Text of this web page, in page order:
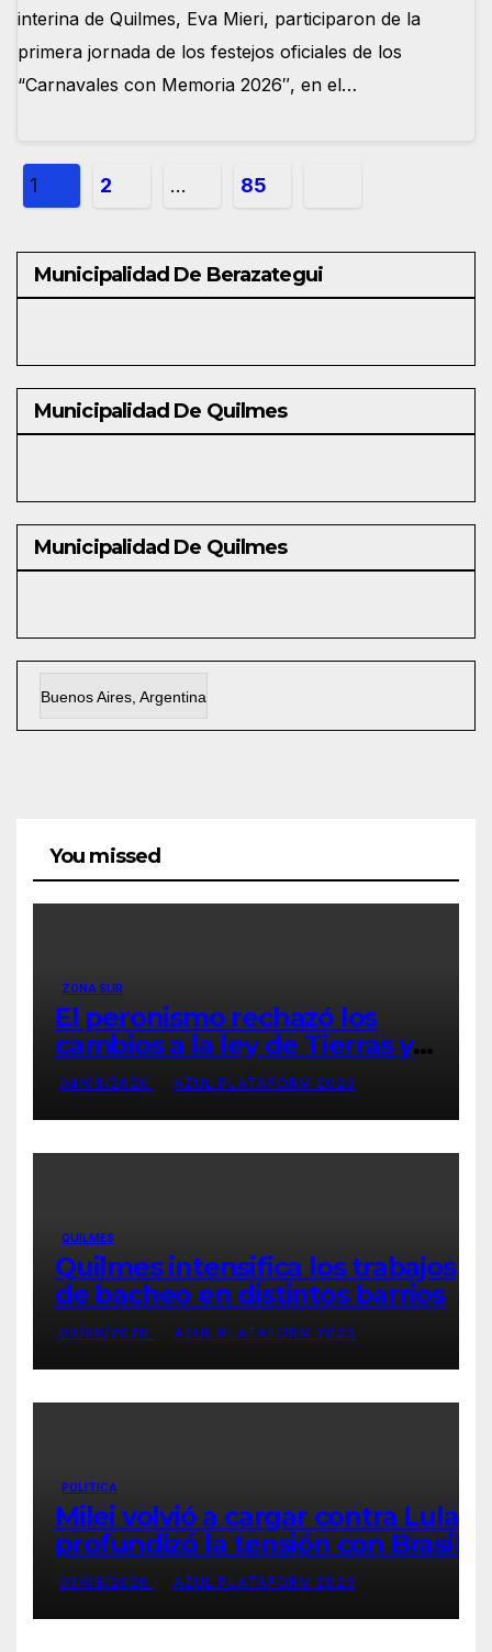
interina de Quilmes, Eva Mieri, participaron de la
primera jornada de los festejos oficiales de los
“Carnavales con Memoria 2026″, en el…
Paginación
entradas
1 2 … 85
Municipalidad De Berazategui
Municipalidad De Quilmes
Municipalidad De Quilmes
Buenos Aires, Argentina
You missed
ZONA SUR
El peronismo rechazó los
cambios a la ley de Tierras y
convocó a movilizarse el jueves
en contra del Gobierno
04/08/2026 AZUL PLATAFORM 2023
QUILMES
Quilmes intensifica los trabajos
de bacheo en distintos barrios
03/08/2026 AZUL PLATAFORM 2023
POLITICA
Milei volvió a cargar contra Lula y
profundizó la tensión con Brasil
03/08/2026 AZUL PLATAFORM 2023